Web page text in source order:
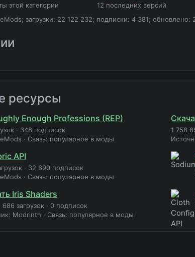
этой категории 12 последних версий
загрузки: 22 122 232; подписки: 4 381;
ресурсы
Enough Professions (REP)
· 348 подписок
· Связь: популярное в моды
1 758
API
· 32 690 подписок
· Связь: популярное в моды
Iris Shaders
686 загрузок · 0 подписок
Modrinth · Связь: популярное в моды